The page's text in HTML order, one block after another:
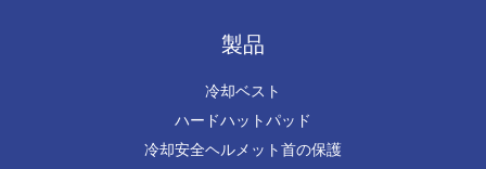
製品
冷却ベスト
ハードハットパッド
冷却安全ヘルメット首の保護